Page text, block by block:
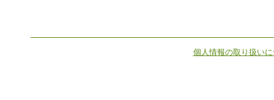
個人情報の取り扱い